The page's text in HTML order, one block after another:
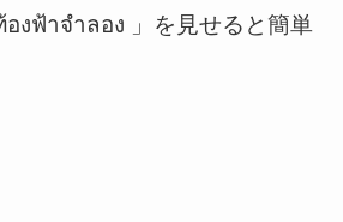
งฟ้าจำลอง 」を見せると簡単